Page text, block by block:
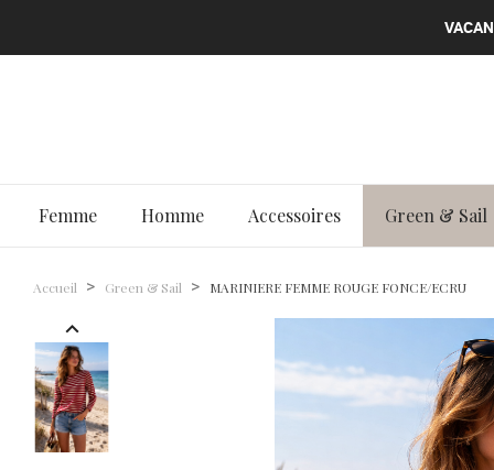
Femme Homme Accessoires Green & Sail
Accueil Green & Sail MARINIERE FEMME ROUGE FONCE/ECRU
